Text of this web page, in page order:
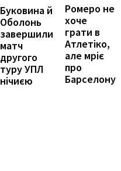
Буковина й
Оболонь
завершили
матч
другого
туру УПЛ
нічиєю
Ромеро не
хоче
грати в
Атлетіко,
але мріє
про
Барселону